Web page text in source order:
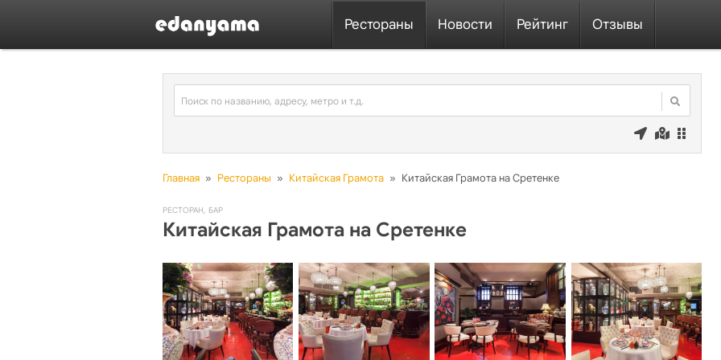
Рестораны Новости Рейтинг Отзывы
Главная » Рестораны » Китайская Грамота » Китайская Грамота на Сретенке
РЕСТОРАН, БАР
Китайская Грамота на Сретенке